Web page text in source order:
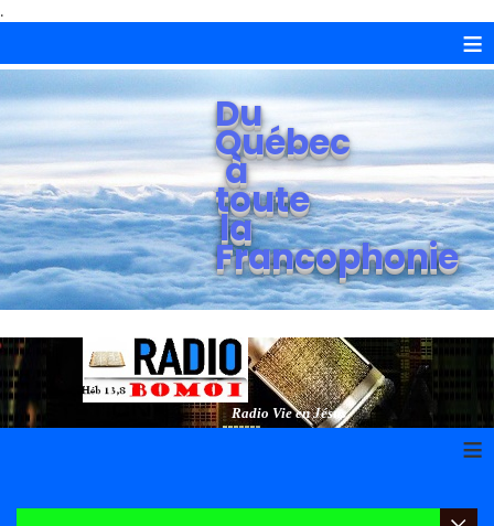
.
≡
Du
Québec
à
toute
la
Francophonie
Radio Vie en Jésus
≡